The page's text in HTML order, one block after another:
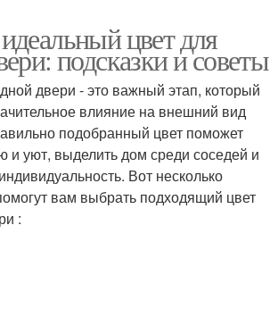
цвет для
подсказки и советы
двери - это важный этап, который
влияние на внешний вид
подобранный цвет поможет
и уют, выделить дом среди соседей и
Вот несколько
вам выбрать подходящий цвет
: